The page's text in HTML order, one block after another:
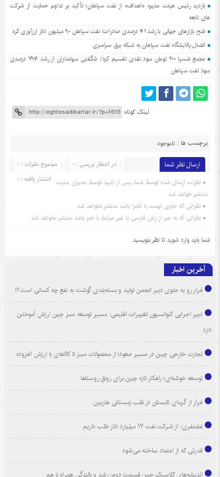
بازدید رئیس هیئت مدیره «اهداف» از نفت سپاهان؛ تأکید بر تداوم حمایت از شرکت
های تابعه
فتح بازارهای جهانی با رشد ۴۱ درصدی صادرات؛ نفت سپاهان ۹۰ میلیون دلار ارزآوری کرد
اتصال پالایشگاه نفت سپاهان به شبکه برق سراسری
مجمع شسپا ۲۰۰ تومان سود نقدی تقسیم کرد/ شگفتی سهامداران از رشد ۷۹۴ درصدی
سود نفت سپاهان
لینک کوتاه
برچسب ها : ناموجود
ارسال نظر شما مجموع نظرات : 0
در انتظار بررسی : 0
انتشار یافته : 0 نظرات ارسال شده توسط شما، پس از تایید توسط مدیران سایت
منتشر خواهد شد.
نظراتی که حاوی تهمت یا افترا باشد منتشر نخواهد شد.
نظراتی که به غیر از زبان فارسی یا غیر مرتبط با خبر باشد منتشر نخواهد شد.
شما باید وارد شوید تا نظر بنویسید.
آخرین اخبار
فرار رو به جلوی دبیر انجمن تولید و بسته‌بندی گوشت به نفع چه کسانی است؟!
دبیر اجرایی کنوانسیون تغییرات اقلیمی: مسیر توسعه سبز چین ارزش آموختن
دارد
تجارت خارجی چین در مسیر صعود؛ از محصولات سبز تا کالاهای با ارزش افزوده
توسعه خوشه‌ای؛ راهکار تازه چین برای رونق روستاها
فرار از گرمای تابستان در قلب زمستانی هاربین
غضنفری: از شرکت نفت ۱۷ میلیارد دلار طلب داریم
قدرتی که از اعتماد ساخته می‌شود
اندیشه‌های کلاسیک چین قسمت دوم: رشد و بالندگی همراه با هم